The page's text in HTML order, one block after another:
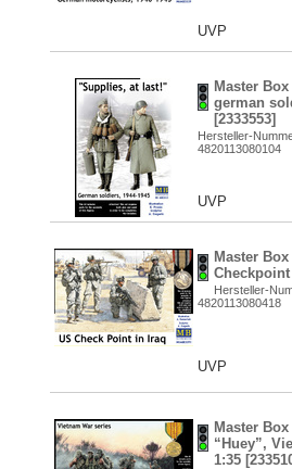
UVP
Master
german
[2333553]
Hersteller-
4820113080104
UVP
Master
Checkpoint
Hersteller-
4820113080418
UVP
Master
“Huey”,
1:35